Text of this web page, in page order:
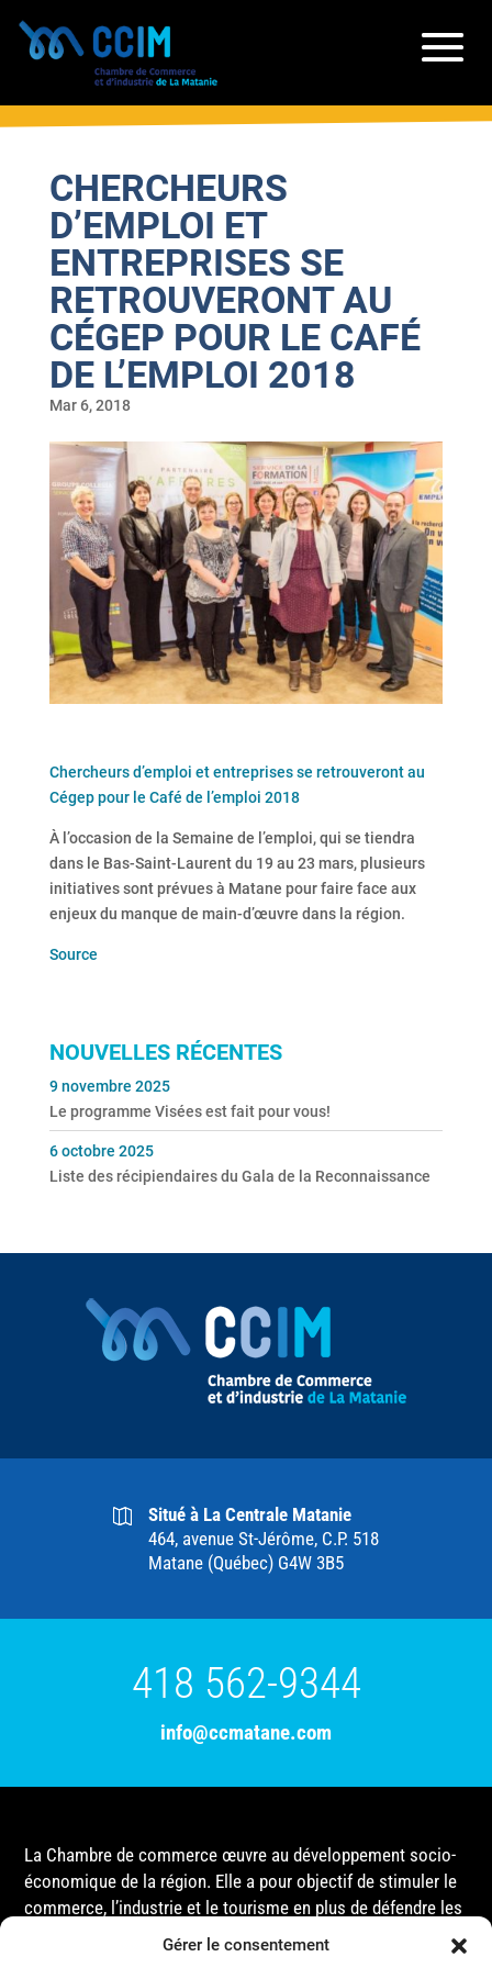
Gérer le consentement
CHERCHEURS
D’EMPLOI ET
ENTREPRISES SE
RETROUVERONT AU
CÉGEP POUR LE CAFÉ
DE L’EMPLOI 2018
Mar 6, 2018
Chercheurs d’emploi et entreprises se retrouveront au
Cégep pour le Café de l’emploi 2018
À l’occasion de la Semaine de l’emploi, qui se tiendra
dans le Bas-Saint-Laurent du 19 au 23 mars, plusieurs
initiatives sont prévues à Matane pour faire face aux
enjeux du manque de main-d’œuvre dans la région.
Source
NOUVELLES RÉCENTES
Le programme Visées est fait pour vous!
9 novembre 2025
Liste des récipiendaires du Gala de la Reconnaissance
6 octobre 2025
Situé à La Centrale Matanie
464, avenue St-Jérôme, C.P. 518
Matane (Québec) G4W 3B5
418 562-9344
info@ccmatane.com
La Chambre de commerce œuvre au développement socio-
économique de la région. Elle a pour objectif de stimuler le
commerce, l’industrie et le tourisme en plus de défendre les
intérêts de ses membres et de l’ensemble de la